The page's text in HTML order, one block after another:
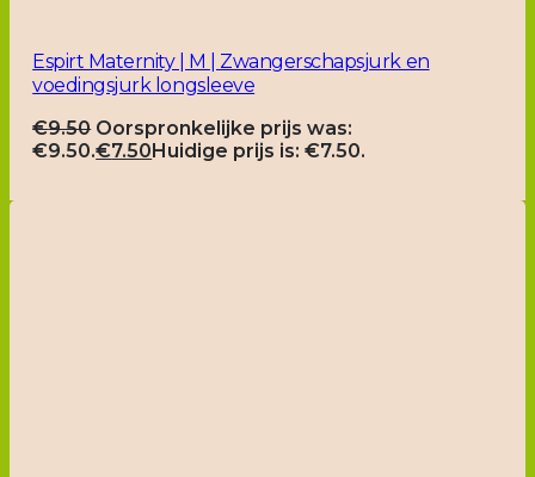
Espirt Maternity | M | Zwangerschapsjurk en
voedingsjurk longsleeve
€9.50 Oorspronkelijke prijs was:
€9.50.€7.50Huidige prijs is: €7.50.